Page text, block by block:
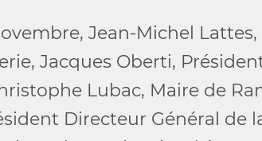
Jean-Michel
Jacques Oberti,
Lubac, Maire de
Directeur Général de